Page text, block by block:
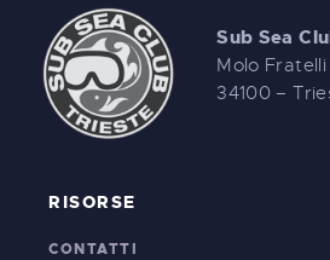
Sub Sea
Molo Fratelli
34100 –
RISORSE
CONTATTI